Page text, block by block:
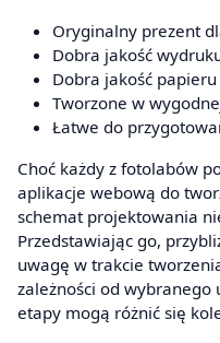
Oryginalny prezent
Dobra jakość
Dobra jakość papieru
Tworzone w
Łatwe do
Choć każdy z fotolabów
aplikacje webową do
schemat projektowania
Przedstawiając go,
uwagę w trakcie
zależności od wybranego
etapy mogą różnić się